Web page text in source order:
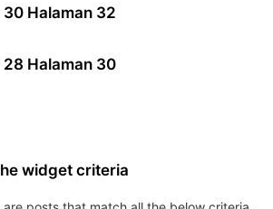
Halaman 32
Halaman 30
widget criteria